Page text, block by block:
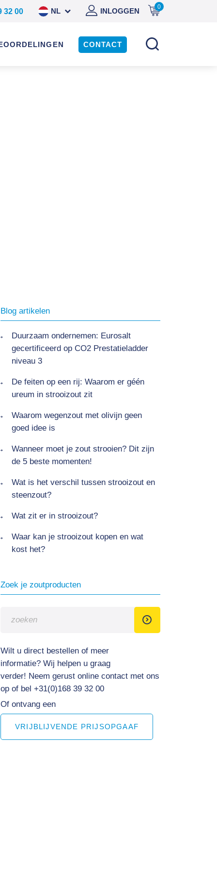
0
INLOGGEN
NL
EN
32 00
CONTACT
Blog artikelen
Duurzaam ondernemen: Eurosalt
gecertificeerd op CO2 Prestatieladder
niveau 3
De feiten op een rij: Waarom er géén
ureum in strooizout zit
Waarom wegenzout met olivijn geen
goed idee is
Wanneer moet je zout strooien? Dit zijn
de 5 beste momenten!
Wat is het verschil tussen strooizout en
steenzout?
Wat zit er in strooizout?
Waar kan je strooizout kopen en wat
kost het?
Zoek je zoutproducten
Wilt u direct bestellen of meer
informatie? Wij helpen u graag
verder! Neem gerust online contact met ons
op of bel +31(0)168 39 32 00
Of ontvang een
VRIJBLIJVENDE PRIJSOPGAAF